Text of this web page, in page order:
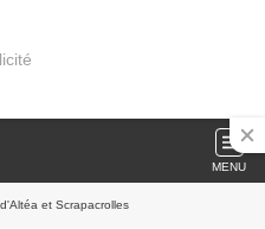
MENU
et Scrapacrolles